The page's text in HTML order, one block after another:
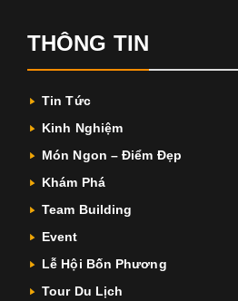
THÔNG TIN
Tin Tức
Kinh Nghiệm
Món Ngon – Điểm Đẹp
Khám Phá
Team Building
Event
Lễ Hội Bốn Phương
Tour Du Lịch